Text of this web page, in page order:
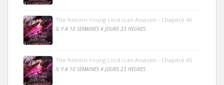
The Reborn Young Lord is an Assassin - Chapitre 46
IL Y A 10 SEMAINES 4 JOURS 23 HEURES
The Reborn Young Lord is an Assassin - Chapitre 45
IL Y A 10 SEMAINES 4 JOURS 23 HEURES